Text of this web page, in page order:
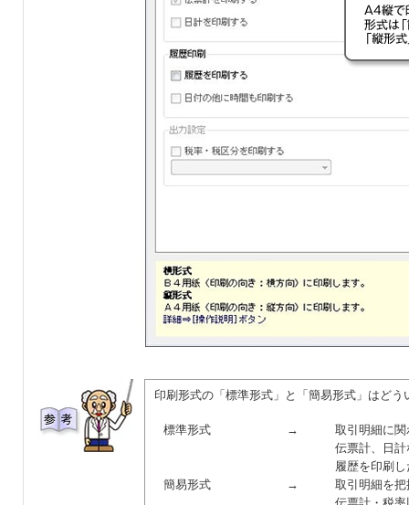
印刷形式の「標準形式」と「簡易形式」はどう
標準形式 →
取引明細に
伝票計、日
履歴を印刷
簡易形式
→
取引明細を